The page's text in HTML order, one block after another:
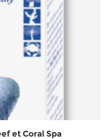
et Coral Spa